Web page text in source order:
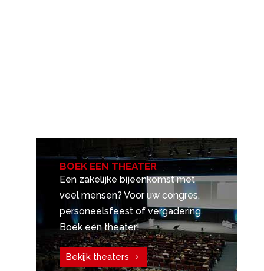
BOEK EEN THEATER
Een zakelijke bijeenkomst met
veel mensen? Voor uw congres,
personeelsfeest of vergadering.
Boek een theater!
Bekijk theaters